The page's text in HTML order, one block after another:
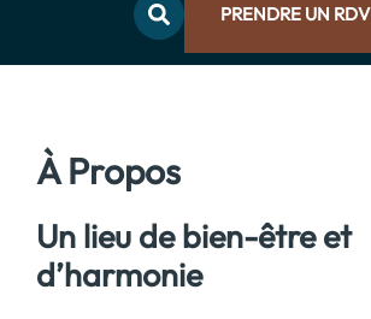
PRENDRE UN RDV
À Propos
Un lieu de bien-être et
d’harmonie